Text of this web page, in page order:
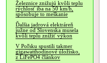
Železnice znižujú kvôli teplu
rýchlosť iba na 50 km/h,
spôsobuje to meškanie
Ďalšia jadrová elektráreň
južne od Slovenska musela
kvôli teplu znížiť výkon
V Poľsku spustili takmer
gigawatthodinové úložisko,
z LiFePO4 článkov